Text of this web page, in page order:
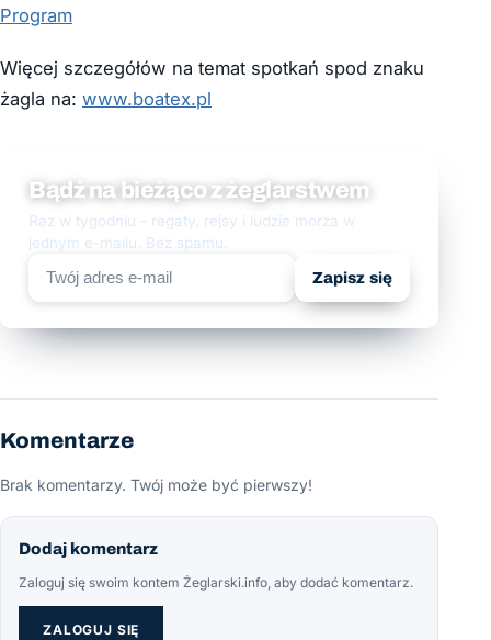
Program
Więcej szczegółów na temat spotkań spod znaku
żagla na: www.boatex.pl
Bądź na bieżąco z żeglarstwem
Raz w tygodniu - regaty, rejsy i ludzie morza w
jednym e-mailu. Bez spamu.
Zapisz się
Komentarze
Brak komentarzy. Twój może być pierwszy!
Dodaj komentarz
Zaloguj się swoim kontem Żeglarski.info, aby dodać komentarz.
ZALOGUJ SIĘ